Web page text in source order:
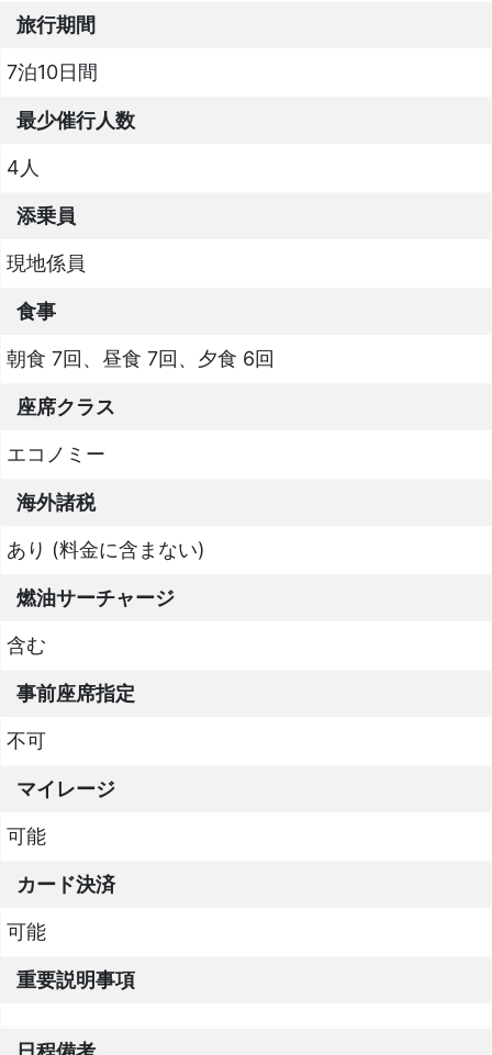
旅行期間
7泊10日間
最少催行人数
4人
添乗員
現地係員
食事
朝食 7回、昼食 7回、夕食 6回
座席クラス
エコノミー
海外諸税
あり (料金に含まない)
燃油サーチャージ
含む
事前座席指定
不可
マイレージ
可能
カード決済
可能
重要説明事項